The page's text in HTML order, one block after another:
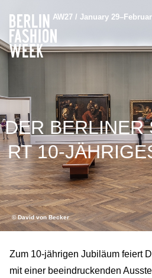
AW27 / January
DER BERLINER
RT 10-
© David von Becker
Zum 10-jährigen Jubiläum feiert
mit einer beeindruckenden